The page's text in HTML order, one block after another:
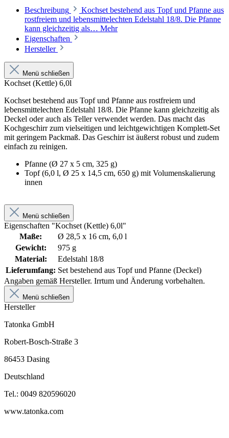
Beschreibung
Kochset bestehend aus Topf und Pfanne aus
rostfreiem und lebensmittelechten Edelstahl 18/8. Die Pfanne
kann gleichzeitig als… Mehr
Eigenschaften
Hersteller
Menü schließen
Kochset (Kettle) 6,0l
Kochset bestehend aus Topf und Pfanne aus rostfreiem und
lebensmittelechten Edelstahl 18/8. Die Pfanne kann gleichzeitig als
Deckel oder auch als Teller verwendet werden. Das macht das
Kochgeschirr zum vielseitigen und leichtgewichtigen Komplett-Set
mit geringem Packmaß. Das Geschirr ist äußerst robust und zudem
einfach zu reinigen.
Pfanne (Ø 27 x 5 cm, 325 g)
Topf (6,0 l, Ø 25 x 14,5 cm, 650 g) mit Volumenskalierung
innen
Menü schließen
Eigenschaften "Kochset (Kettle) 6,0l"
Maße:
Ø 28,5 x 16 cm, 6,0 l
Gewicht:
975 g
Material:
Edelstahl 18/8
Lieferumfang: Set bestehend aus Topf und Pfanne (Deckel)
Angaben gemäß Hersteller. Irrtum und Änderung vorbehalten.
Menü schließen
Hersteller
Tatonka GmbH
Robert-Bosch-Straße 3
86453 Dasing
Deutschland
Tel.: 0049 820596020
www.tatonka.com